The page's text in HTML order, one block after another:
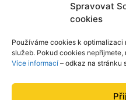
Spravovat
cookies
Používáme cookies k
služeb. Pokud cookies
Více informací – odkaz na stránku
Otevírací doba
Pondělí až pátek